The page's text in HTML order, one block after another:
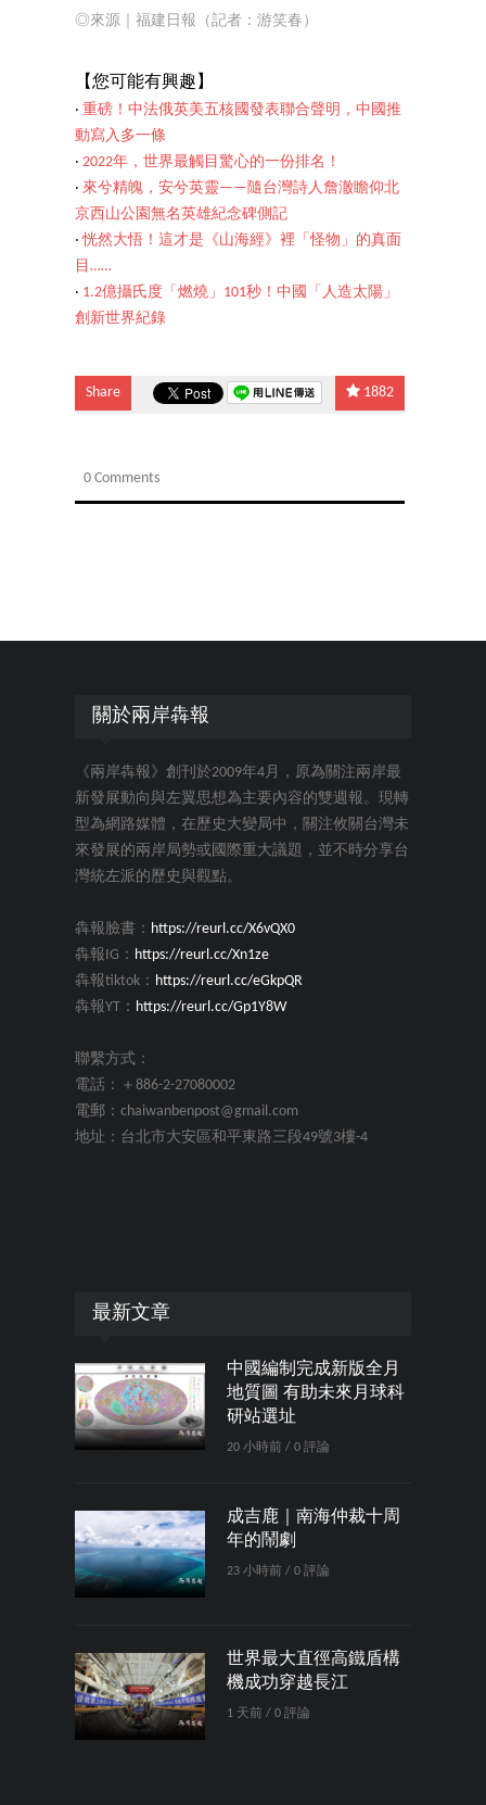
◎來源｜福建日報（記者：游笑春）
【您可能有興趣】
‧ 重磅！中法俄英美五核國發表聯合聲明，中國推
動寫入多一條
‧ 2022年，世界最觸目驚心的一份排名！
‧ 來兮精魄，安兮英靈——隨台灣詩人詹澈瞻仰北
京西山公園無名英雄紀念碑側記
‧恍然大悟！這才是《山海經》裡「怪物」的真面
目……
‧ 1.2億攝氏度「燃燒」101秒！中國「人造太陽」
創新世界紀錄
Share 1882
0 Comments
關於兩岸犇報
《兩岸犇報》創刊於2009年4月，原為關注兩岸最
新發展動向與左翼思想為主要內容的雙週報。現轉
型為網路媒體，在歷史大變局中，關注攸關台灣未
來發展的兩岸局勢或國際重大議題，並不時分享台
灣統左派的歷史與觀點。
犇報臉書： https://reurl.cc/X6vQX0
犇報IG： https://reurl.cc/Xn1ze
犇報tiktok： https://reurl.cc/eGkpQR
犇報YT： https://reurl.cc/Gp1Y8W
聯繫方式：
電話：＋886-2-27080002
電郵：chaiwanbenpost@gmail.com
地址：台北市大安區和平東路三段49號3樓-4
最新文章
中國編制完成新版全月
地質圖 有助未來月球科
研站選址
20 小時前 / 0 評論
成吉鹿｜南海仲裁十周
年的鬧劇
23 小時前 / 0 評論
世界最大直徑高鐵盾構
機成功穿越長江
1 天前 / 0 評論